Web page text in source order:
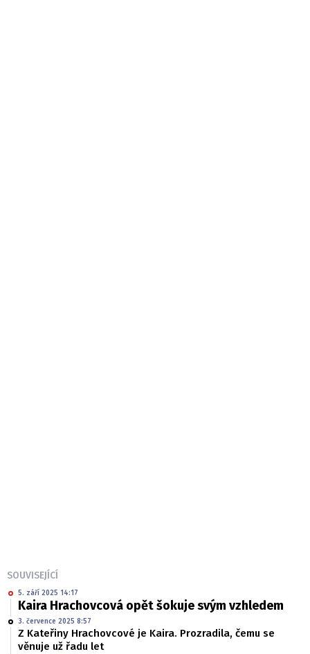
SOUVISEJÍCÍ
5. září 2025 14:17
Kaira Hrachovcová opět šokuje svým vzhledem
3. července 2025 8:57
Z Kateřiny Hrachovcové je Kaira. Prozradila, čemu se
věnuje už řadu let